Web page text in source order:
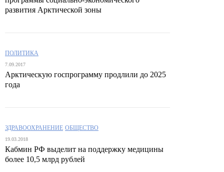
развития Арктической зоны
ПОЛИТИКА
7.09.2017
Арктическую госпрограмму продлили до 2025
года
ЗДРАВООХРАНЕНИЕ ОБЩЕСТВО
19.03.2018
Кабмин РФ выделит на поддержку медицины
более 10,5 млрд рублей